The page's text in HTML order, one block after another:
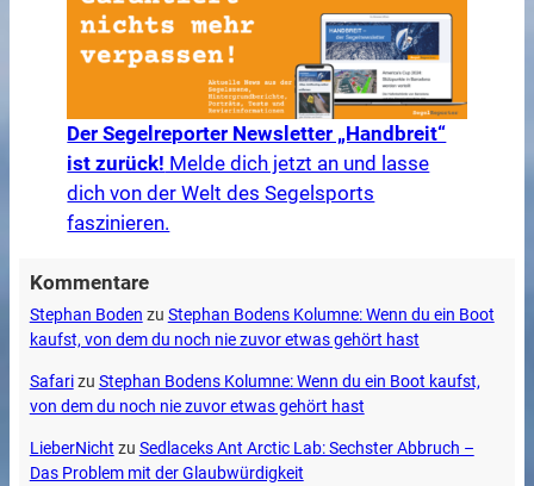
Der Segelreporter Newsletter „Handbreit“
ist zurück! Melde dich jetzt an und lasse
dich von der Welt des Segelsports
faszinieren.
Kommentare
Stephan Boden zu Stephan Bodens Kolumne: Wenn du ein Boot
kaufst, von dem du noch nie zuvor etwas gehört hast
Safarizu Stephan Bodens Kolumne: Wenn du ein Boot kaufst,
von dem du noch nie zuvor etwas gehört hast
LieberNicht zu Sedlaceks Ant Arctic Lab: Sechster Abbruch –
Das Problem mit der Glaubwürdigkeit